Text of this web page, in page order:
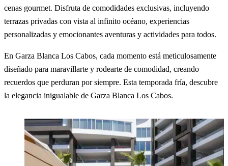
cenas gourmet. Disfruta de comodidades exclusivas, incluyendo
terrazas privadas con vista al infinito océano, experiencias
personalizadas y emocionantes aventuras y actividades para todos.
En Garza Blanca Los Cabos, cada momento está meticulosamente
diseñado para maravillarte y rodearte de comodidad, creando
recuerdos que perduran por siempre. Esta temporada fría, descubre
la elegancia inigualable de Garza Blanca Los Cabos.